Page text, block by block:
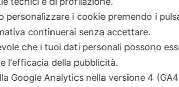
personalizzare i cookie premendo i
continuerai senza accettare.
che i tuoi dati personali possono
l'efficacia della pubblicità.
Google Analytics nella versione 4